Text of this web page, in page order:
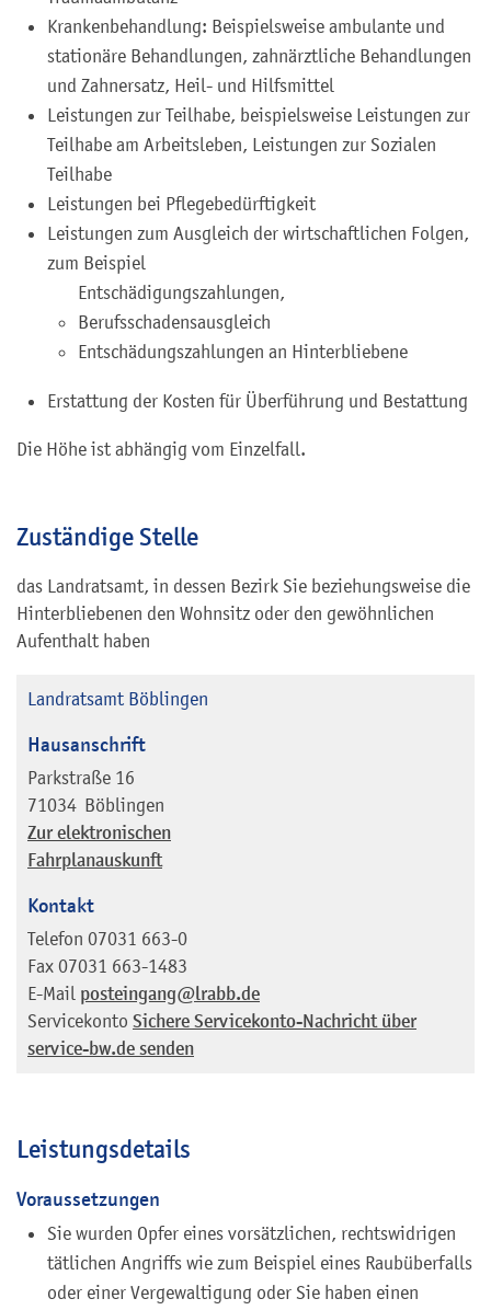
Krankenbehandlung: Beispielsweise ambulante und
stationäre Behandlungen, zahnärztliche Behandlungen
und Zahnersatz, Heil- und Hilfsmittel
Leistungen zur Teilhabe, beispielsweise Leistungen zur
Teilhabe am Arbeitsleben, Leistungen zur Sozialen
Teilhabe
Leistungen bei Pflegebedürftigkeit
Leistungen zum Ausgleich der wirtschaftlichen Folgen,
zum Beispiel
Entschädigungszahlungen,
Berufsschadensausgleich
Entschädungszahlungen an Hinterbliebene
Erstattung der Kosten für Überführung und Bestattung
Die Höhe ist abhängig vom Einzelfall.
Zuständige Stelle
das Landratsamt, in dessen Bezirk Sie beziehungsweise die
Hinterbliebenen den Wohnsitz oder den gewöhnlichen
Aufenthalt haben
Landratsamt Böblingen
Hausanschrift
Parkstraße 16
71034 Böblingen
Zur elektronischen
Fahrplanauskunft
Kontakt
Telefon 07031 663-0
Fax 07031 663-1483
E-Mail posteingang@lrabb.de
Servicekonto Sichere Servicekonto-Nachricht über
service-bw.de senden
Leistungsdetails
Voraussetzungen
Sie wurden Opfer eines vorsätzlichen, rechtswidrigen
tätlichen Angriffs wie zum Beispiel eines Raubüberfalls
oder einer Vergewaltigung oder Sie haben einen